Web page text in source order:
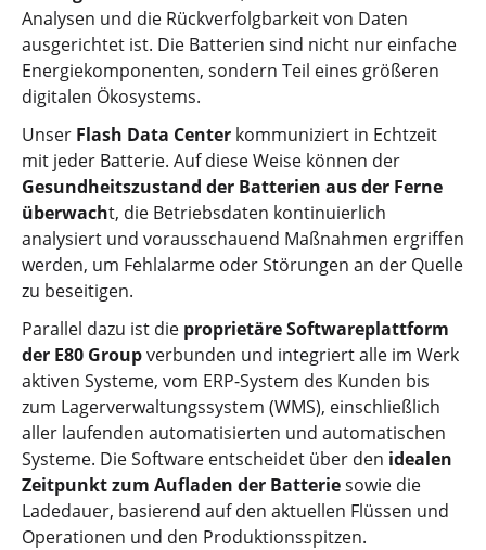
Analysen und die Rückverfolgbarkeit von Daten
ausgerichtet ist. Die Batterien sind nicht nur einfache
Energiekomponenten, sondern Teil eines größeren
digitalen Ökosystems.
Unser Flash Data Center kommuniziert in Echtzeit
mit jeder Batterie. Auf diese Weise können der
Gesundheitszustand der Batterien aus der Ferne
überwacht, die Betriebsdaten kontinuierlich
analysiert und vorausschauend Maßnahmen ergriffen
werden, um Fehlalarme oder Störungen an der Quelle
zu beseitigen.
Parallel dazu ist die proprietäre Softwareplattform
der E80 Groupverbunden und integriert alle im Werk
aktiven Systeme, vom ERP-System des Kunden bis
zum Lagerverwaltungssystem (WMS), einschließlich
aller laufenden automatisierten und automatischen
Systeme. Die Software entscheidet über den idealen
Zeitpunkt zum Aufladen der Batteriesowie die
Ladedauer, basierend auf den aktuellen Flüssen und
Operationen und den Produktionsspitzen.